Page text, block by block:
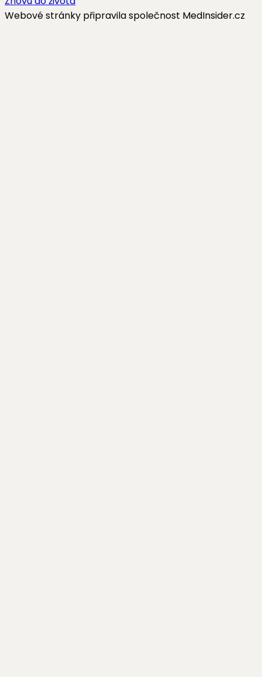
Webové stránky připravila společnost MedInsider.cz